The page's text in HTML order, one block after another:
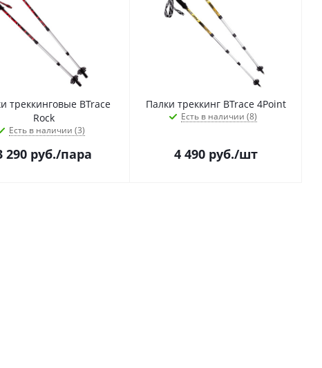
треккинговые BTrace
Rock
Есть в наличии (3)
290 руб./пара
Палки треккинг BTrace 4Point
Есть в наличии (8)
4 490 руб./шт